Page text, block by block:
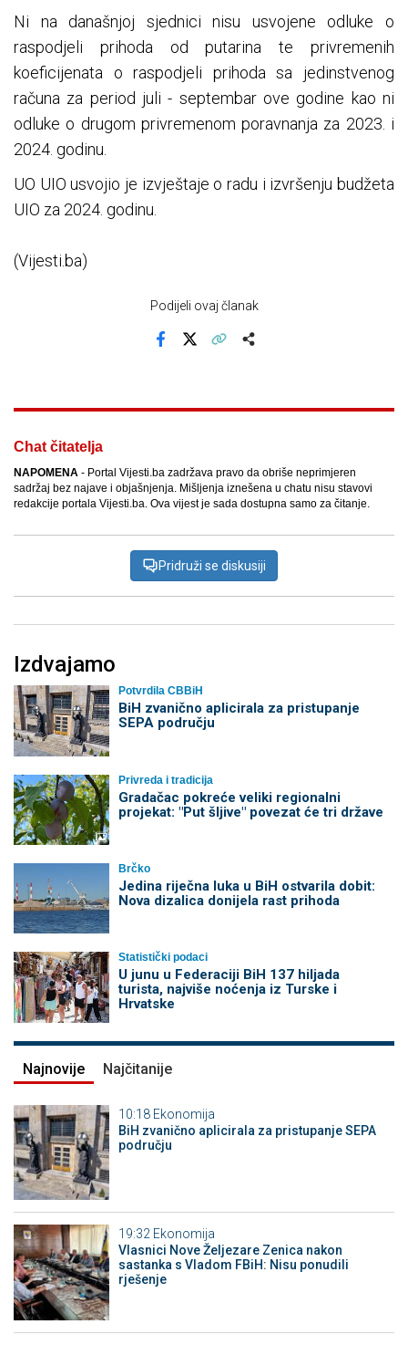
Ni na današnjoj sjednici nisu usvojene odluke o
raspodjeli prihoda od putarina te privremenih
koeficijenata o raspodjeli prihoda sa jedinstvenog
računa za period juli - septembar ove godine kao ni
odluke o drugom privremenom poravnanja za 2023. i
2024. godinu.
UO UIO usvojio je izvještaje o radu i izvršenju budžeta
UIO za 2024. godinu.
(Vijesti.ba)
Podijeli ovaj članak
Chat čitatelja
NAPOMENA - Portal Vijesti.ba zadržava pravo da obriše neprimjeren
sadržaj bez najave i objašnjenja. Mišljenja iznešena u chatu nisu stavovi
redakcije portala Vijesti.ba. Ova vijest je sada dostupna samo za čitanje.
Pridruži se diskusiji
Izdvajamo
Potvrdila CBBiH
BiH zvanično aplicirala za pristupanje
SEPA području
Privreda i tradicija
Gradačac pokreće veliki regionalni
projekat: "Put šljive" povezat će tri države
Brčko
Jedina riječna luka u BiH ostvarila dobit:
Nova dizalica donijela rast prihoda
Statistički podaci
U junu u Federaciji BiH 137 hiljada
turista, najviše noćenja iz Turske i
Hrvatske
Najnovije Najčitanije
10:18 Ekonomija
BiH zvanično aplicirala za pristupanje SEPA
području
19:32 Ekonomija
Vlasnici Nove Željezare Zenica nakon
sastanka s Vladom FBiH: Nisu ponudili
rješenje